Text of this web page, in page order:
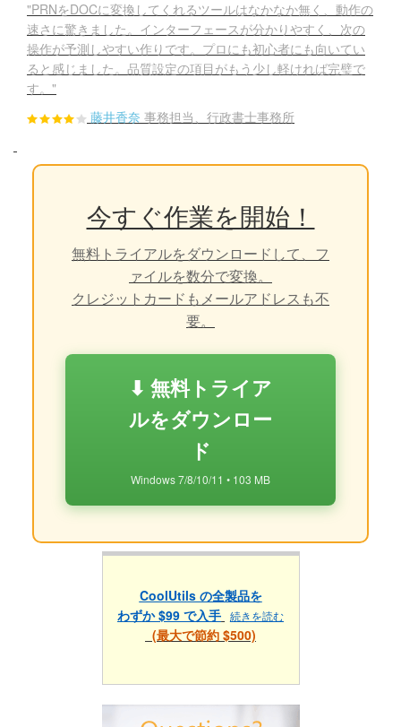
"PRNをDOCに変換してくれるツールはなかなか無く、動作の
速さに驚きました。インターフェースが分かりやすく、次の
操作が予測しやすい作りです。プロにも初心者にも向いてい
ると感じました。品質設定の項目がもう少し軽ければ完璧で
す。"
藤井香奈 事務担当、行政書士事務所
今すぐ作業を開始！
無料トライアルをダウンロードして、フ
ァイルを数分で変換。
クレジットカードもメールアドレスも不
要。
⬇ 無料トライア
ルをダウンロー
ド
Windows 7/8/10/11 • 103 MB
CoolUtils の全製品を
わずか $99 で入手 続きを読む
(最大で節約 $500)